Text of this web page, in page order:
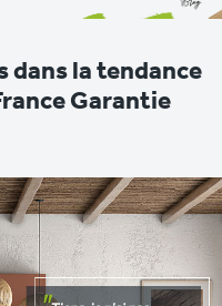
dans la tendance
Garantie